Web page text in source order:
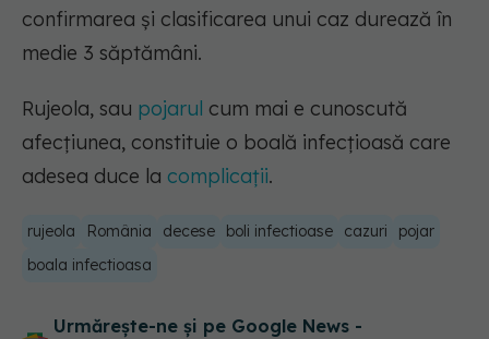
confirmarea şi clasificarea unui caz durează în
medie 3 săptămâni.
Rujeola, sau pojarul cum mai e cunoscută
afecțiunea, constituie o boală infecţioasă care
adesea duce la complicaţii.
rujeola România decese boli infectioase cazuri
pojar
boala infectioasa
Urmărește-ne și pe Google News -